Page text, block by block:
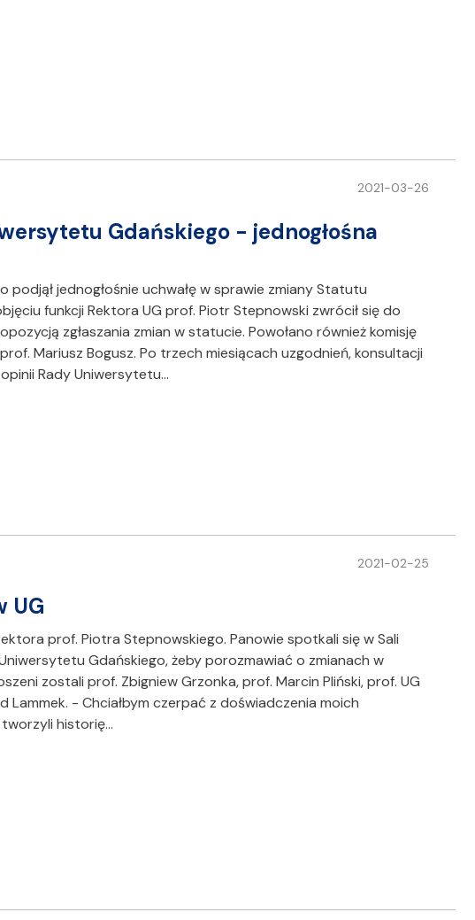
2021-03-26
Gdańskiego - jednogłośna
jednogłośnie uchwałę w sprawie zmiany Statutu
funkcji Rektora UG prof. Piotr Stepnowski zwrócił się do
zgłaszania zmian w statucie. Powołano również komisję
Mariusz Bogusz. Po trzech miesiącach uzgodnień, konsultacji
Rady Uniwersytetu…
2021-02-25
UG
prof. Piotra Stepnowskiego. Panowie spotkali się w Sali
Gdańskiego, żeby porozmawiać o zmianach w
zostali prof. Zbigniew Grzonka, prof. Marcin Pliński, prof. UG
Lammek. - Chciałbym czerpać z doświadczenia moich
historię…